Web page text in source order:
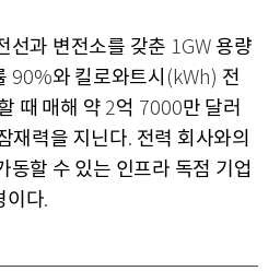
선과 변전소를 갖춘 1GW 용량
90%와 킬로와트시 (kWh) 전
때 매해 약 2억 7000만 달러
재력을 지닌다. 전력 회사와의
동할 수 있는 인프라 독점 기업
이다.